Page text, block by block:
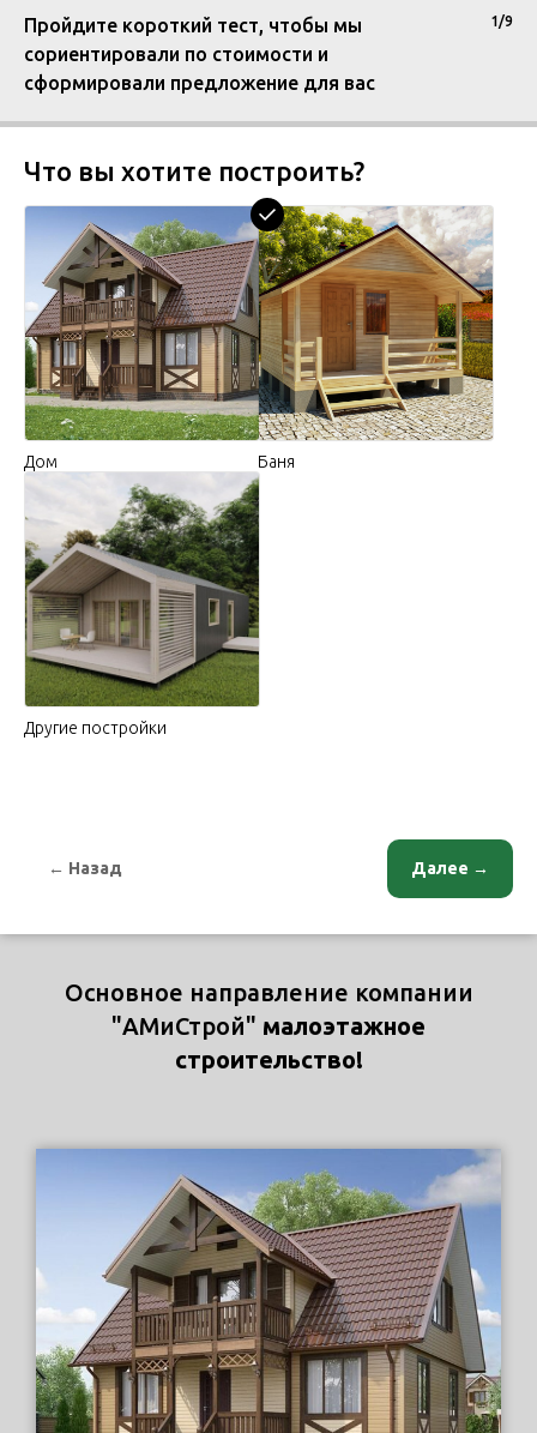
Пройдите короткий тест, чтобы мы
сориентировали по стоимости и
сформировали предложение для вас
1/9
Что вы хотите построить?
Дом Баня
Другие постройки
← Назад Далее →
Основное направление компании
"АМиСтрой" малоэтажное
строительство!